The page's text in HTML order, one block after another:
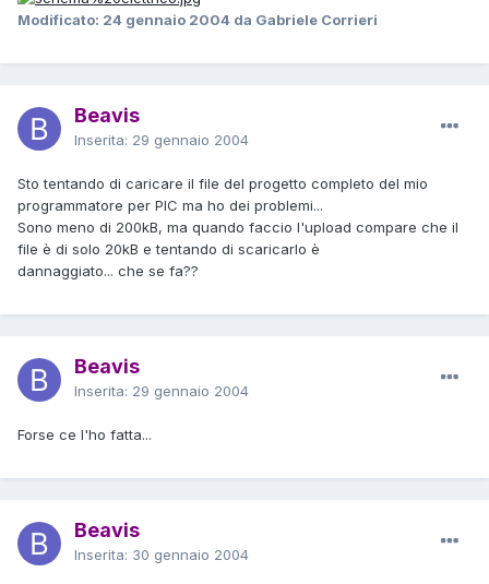
Modificato: 24 gennaio 2004 da Gabriele Corrieri
Beavis
Inserita: 29 gennaio 2004
Sto tentando di caricare il file del progetto completo del mio
programmatore per PIC ma ho dei problemi...
Sono meno di 200kB, ma quando faccio l'upload compare che il
file è di solo 20kB e tentando di scaricarlo è
dannaggiato... che se fa??
Beavis
Inserita: 29 gennaio 2004
Forse ce l'ho fatta...
Beavis
Inserita: 30 gennaio 2004